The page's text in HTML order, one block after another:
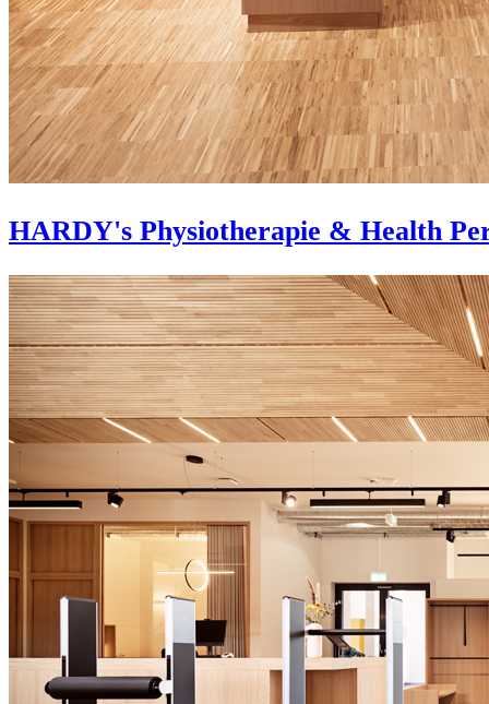
HARDY's Physiotherapie & Health